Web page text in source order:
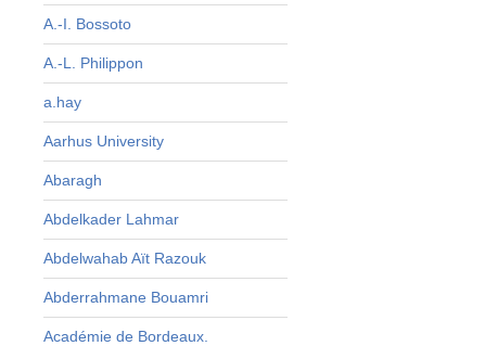
A.-I. Bossoto
A.-L. Philippon
a.hay
Aarhus University
Abaragh
Abdelkader Lahmar
Abdelwahab Aït Razouk
Abderrahmane Bouamri
Académie de Bordeaux.